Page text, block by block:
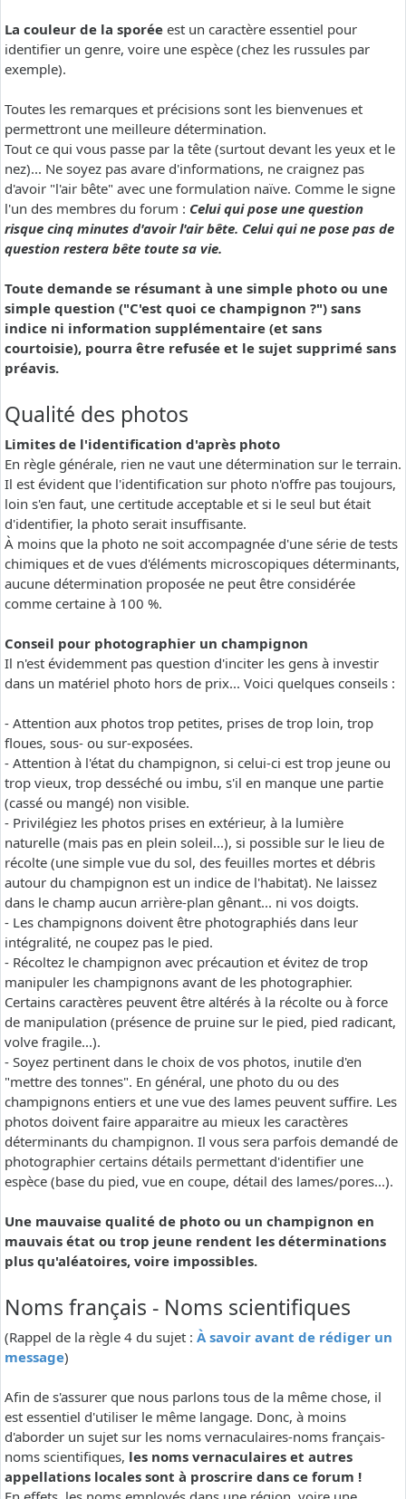
La couleur de la sporée est un caractère essentiel pour
identifier un genre, voire une espèce (chez les russules par
exemple).
Toutes les remarques et précisions sont les bienvenues et
permettront une meilleure détermination.
Tout ce qui vous passe par la tête (surtout devant les yeux et le
nez)... Ne soyez pas avare d'informations, ne craignez pas
d'avoir "l'air bête" avec une formulation naïve. Comme le signe
l'un des membres du forum : Celui qui pose une question
risque cinq minutes d'avoir l'air bête. Celui qui ne pose pas de
question restera bête toute sa vie.
Toute demande se résumant à une simple photo ou une
simple question ("C'est quoi ce champignon ?") sans
indice ni information supplémentaire (et sans
courtoisie), pourra être refusée et le sujet supprimé sans
préavis.
Qualité des photos
Limites de l'identification d'après photo
En règle générale, rien ne vaut une détermination sur le terrain.
Il est évident que l'identification sur photo n'offre pas toujours,
loin s'en faut, une certitude acceptable et si le seul but était
d'identifier, la photo serait insuffisante.
À moins que la photo ne soit accompagnée d'une série de tests
chimiques et de vues d'éléments microscopiques déterminants,
aucune détermination proposée ne peut être considérée
comme certaine à 100 %.
Conseil pour photographier un champignon
Il n'est évidemment pas question d'inciter les gens à investir
dans un matériel photo hors de prix... Voici quelques conseils :
- Attention aux photos trop petites, prises de trop loin, trop
floues, sous- ou sur-exposées.
- Attention à l'état du champignon, si celui-ci est trop jeune ou
trop vieux, trop desséché ou imbu, s'il en manque une partie
(cassé ou mangé) non visible.
- Privilégiez les photos prises en extérieur, à la lumière
naturelle (mais pas en plein soleil...), si possible sur le lieu de
récolte (une simple vue du sol, des feuilles mortes et débris
autour du champignon est un indice de l'habitat). Ne laissez
dans le champ aucun arrière-plan gênant... ni vos doigts.
- Les champignons doivent être photographiés dans leur
intégralité, ne coupez pas le pied.
- Récoltez le champignon avec précaution et évitez de trop
manipuler les champignons avant de les photographier.
Certains caractères peuvent être altérés à la récolte ou à force
de manipulation (présence de pruine sur le pied, pied radicant,
volve fragile...).
- Soyez pertinent dans le choix de vos photos, inutile d'en
"mettre des tonnes". En général, une photo du ou des
champignons entiers et une vue des lames peuvent suffire. Les
photos doivent faire apparaitre au mieux les caractères
déterminants du champignon. Il vous sera parfois demandé de
photographier certains détails permettant d'identifier une
espèce (base du pied, vue en coupe, détail des lames/pores...).
Une mauvaise qualité de photo ou un champignon en
mauvais état ou trop jeune rendent les déterminations
plus qu'aléatoires, voire impossibles.
Noms français - Noms scientifiques
(Rappel de la règle 4 du sujet : À savoir avant de rédiger un
message)
Afin de s'assurer que nous parlons tous de la même chose, il
est essentiel d'utiliser le même langage. Donc, à moins
d'aborder un sujet sur les noms vernaculaires-noms français-
noms scientifiques, les noms vernaculaires et autres
appellations locales sont à proscrire dans ce forum !